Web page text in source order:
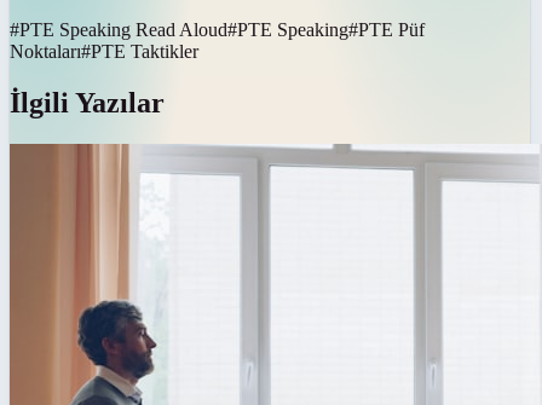
#PTE Speaking Read Aloud#PTE Speaking#PTE Püf
Noktaları#PTE Taktikler
İlgili Yazılar